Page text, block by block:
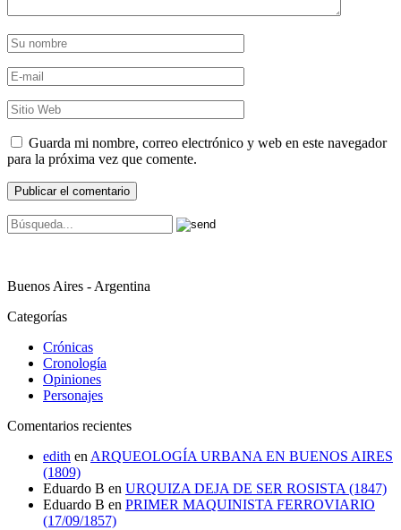
Guarda mi nombre, correo electrónico y web en este navegador
para la próxima vez que comente.
Buenos Aires - Argentina
Categorías
Crónicas
Cronología
Opiniones
Personajes
Comentarios recientes
edith en ARQUEOLOGÍA URBANA EN BUENOS AIRES
(1809)
Eduardo B en URQUIZA DEJA DE SER ROSISTA (1847)
Eduardo B en PRIMER MAQUINISTA FERROVIARIO
(17/09/1857)